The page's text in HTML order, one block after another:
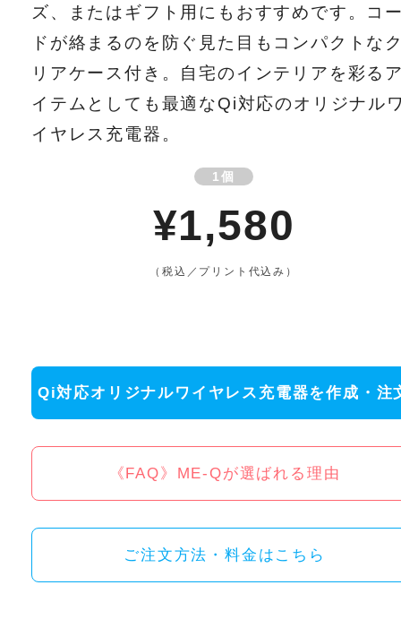
ズ、またはギフト用にもおすすめです。コ
ドが絡まるのを防ぐ見た目もコンパクトな
リアケース付き。自宅のインテリアを彩る
イテムとしても最適なQi対応のオリジナル
イヤレス充電器。
1個
¥1,580
（税込／プリント代込み）
Qi対応オリジナルワイヤレス充電器を作成・注
《FAQ》ME-Qが選ばれる理由
ご注文方法・料金はこちら